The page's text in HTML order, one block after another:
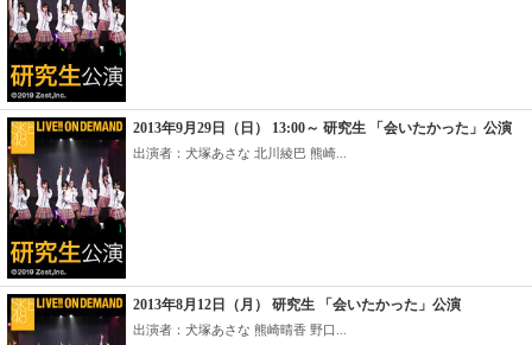
2013年9月29日（日） 13:00～ 研究生 「会いたかった」公演
出演者：犬塚あさな 北川綾巴 熊崎...
2013年8月12日（月） 研究生 「会いたかった」公演
出演者：犬塚あさな 熊崎晴香 野口...